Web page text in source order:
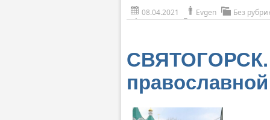
08.04.2021 Evgen Без
СВЯТОГОРСК.